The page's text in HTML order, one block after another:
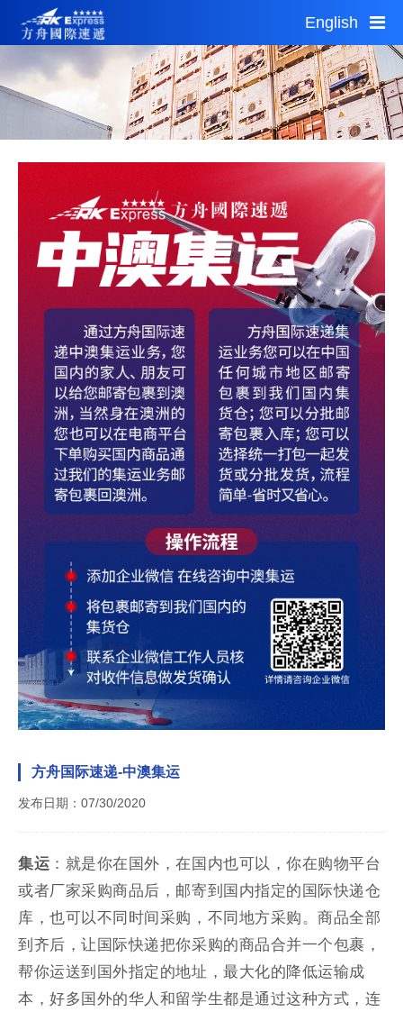
Sun 19:01 Sun 17:01
1 AUD = 4.96CNY
首页
自助平台
网点查询
加盟投资
城市分站
关于我们
运费估算
English
方舟国际速递-中澳集运
发布日期：07/30/2020
集运 ： 就是你在国外，在国内也可以，你在购物平台
或者厂家采购商品后，邮寄到国内指定的国际快递仓
库，也可以不同时间采购，不同地方采购。商品全部
到齐后，让国际快递把你采购的商品合并一个包裹，
帮你运送到国外指定的地址，最大化的降低运输成
本，好多国外的华人和留学生都是通过这种方式，连